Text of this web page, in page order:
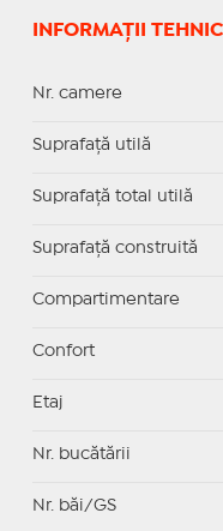
INFORMAȚII
Nr. camere
Suprafaţă utilă
Suprafaţă total utilă
Suprafaţă construită
Compartimentare
Confort
Etaj
Nr. bucătării
Nr. băi/GS